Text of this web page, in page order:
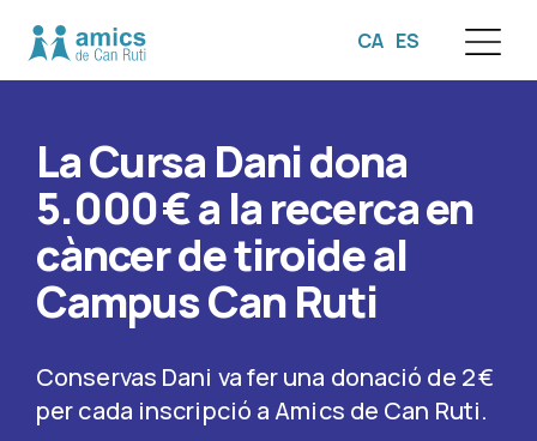
CA ES
La Cursa Dani dona
5.000 € a la recerca en
càncer de tiroide al
Campus Can Ruti
Conservas Dani va fer una donació de 2 €
per cada inscripció a Amics de Can Ruti.